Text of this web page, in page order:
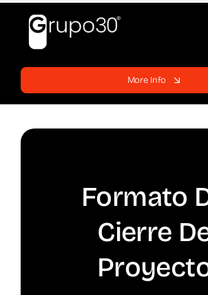
content
Home
More Info
Formato
Cierre